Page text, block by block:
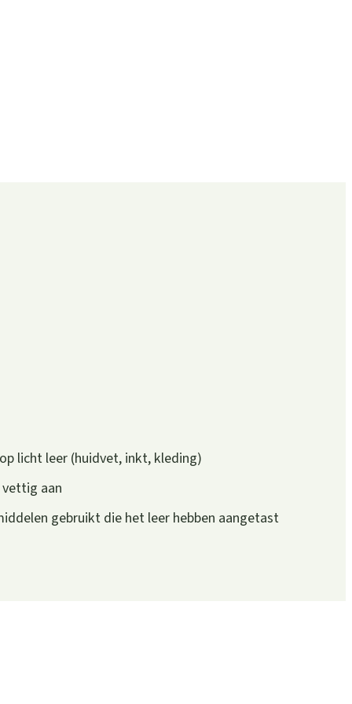
licht leer (huidvet, inkt, kleding)
aan
gebruikt die het leer hebben aangetast